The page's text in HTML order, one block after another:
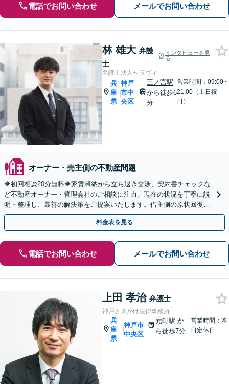
電話でお問い合わせ メールでお問い合わせ
林 雄大 弁護
士
インタビューを見
る
弁護士法人セラヴィ
兵
庫
県
|
神戸
市中
央区
三ノ宮駅
から徒歩6
分
営業時間：09:00~
21:00（土日祝
日）
オーナー・売主側の不動産問題
🔶初回相談20分無料🔶家賃滞納から立ち退き交渉、契約書チェックな
ど不動産オーナー・管理会社のご相談に注力。現在の状況を丁寧に説
明・整理し、最善の解決策をご提案いたします。借主側の原状回復・
退去時の立ち会い対応も可能【三ノ宮駅6分】
料金表を見る
電話でお問い合わせ メールでお問い合わせ
上田 孝治 弁護士
神戸さきがけ法律事務所
兵
庫
県
|
神戸市
中央区
元町駅 か
ら徒歩7分
営業時間：本
日定休日